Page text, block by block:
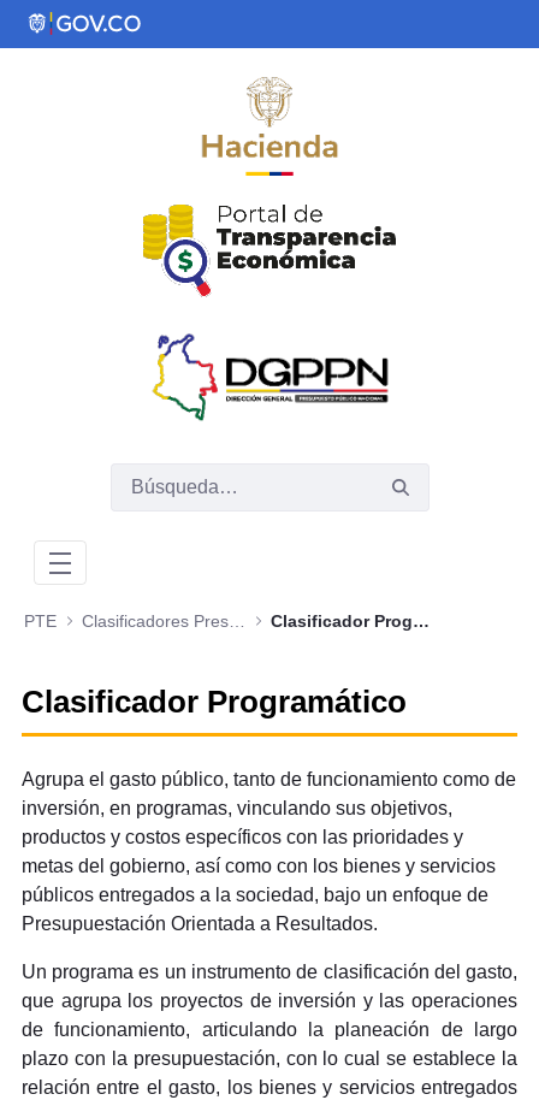
Saltar al contenido principal
PTE Clasificadores Presupuestales Clasificador Programático
Clasificador Programático
Agrupa el gasto público, tanto de funcionamiento como de
inversión, en programas, vinculando sus objetivos,
productos y costos específicos con las prioridades y
metas del gobierno, así como con los bienes y servicios
públicos entregados a la sociedad, bajo un enfoque de
Presupuestación Orientada a Resultados.
Un programa es un instrumento de clasificación del gasto,
que agrupa los proyectos de inversión y las operaciones
de funcionamiento, articulando la planeación de largo
plazo con la presupuestación, con lo cual se establece la
relación entre el gasto, los bienes y servicios entregados